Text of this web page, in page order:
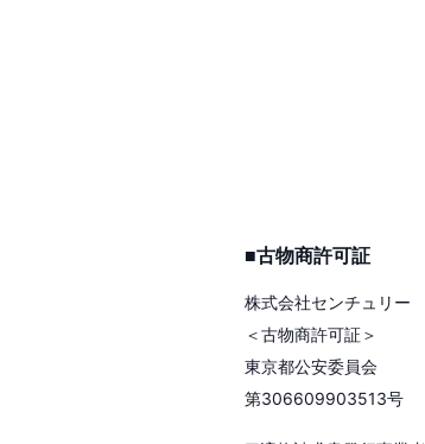
■古物商許可証
株式会社センチュリー
＜古物商許可証＞
東京都公安委員会
第306609903513号